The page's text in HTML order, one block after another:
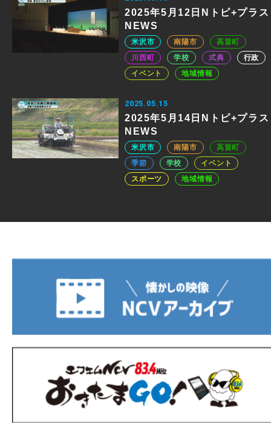
2025年5月12日Nトピ+プラス
NEWS
米沢市 南陽市
高畠町
川西町
学校 式典
行政
イベント
地域情報
2025.05.15
2025年5月14日Nトピ+プラス
NEWS
米沢市 南陽市
高畠町
季節
学校
イベント
スポーツ
地域情報